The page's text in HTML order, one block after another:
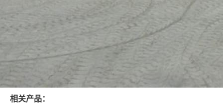
相关产品：